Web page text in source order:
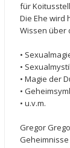
für
Die Ehe wird
Wissen über
•
•
• Magie der
•
• u.v.m.
Gregor